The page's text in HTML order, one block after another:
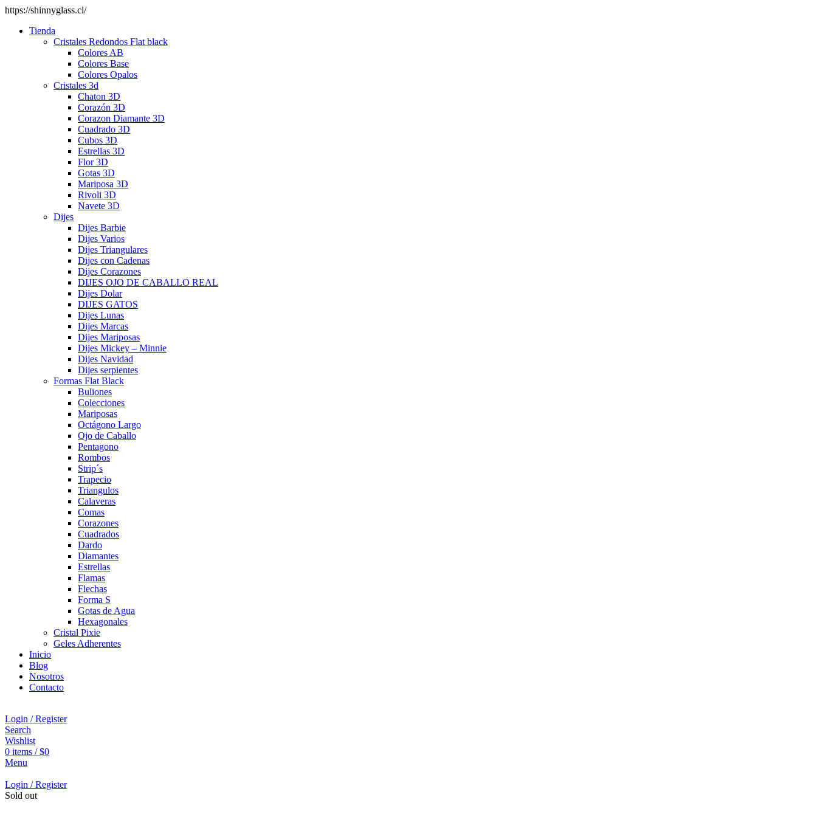
https://shinnyglass.cl/
Tienda
Cristales Redondos Flat black
Colores AB
Colores Base
Colores Opalos
Cristales 3d
Chaton 3D
Corazón 3D
Corazon Diamante 3D
Cuadrado 3D
Cubos 3D
Estrellas 3D
Flor 3D
Gotas 3D
Mariposa 3D
Rivoli 3D
Navete 3D
Dijes
Dijes Barbie
Dijes Varios
Dijes Triangulares
Dijes con Cadenas
Dijes Corazones
DIJES OJO DE CABALLO REAL
Dijes Dolar
DIJES GATOS
Dijes Lunas
Dijes Marcas
Dijes Mariposas
Dijes Mickey – Minnie
Dijes Navidad
Dijes serpientes
Formas Flat Black
Buliones
Colecciones
Mariposas
Octágono Largo
Ojo de Caballo
Pentagono
Rombos
Strip´s
Trapecio
Triangulos
Calaveras
Comas
Corazones
Cuadrados
Dardo
Diamantes
Estrellas
Flamas
Flechas
Forma S
Gotas de Agua
Hexagonales
Cristal Pixie
Geles Adherentes
Inicio
Blog
Nosotros
Contacto
Login / Register
Search
Wishlist
0 items / $0
Menu
Login / Register
Sold out